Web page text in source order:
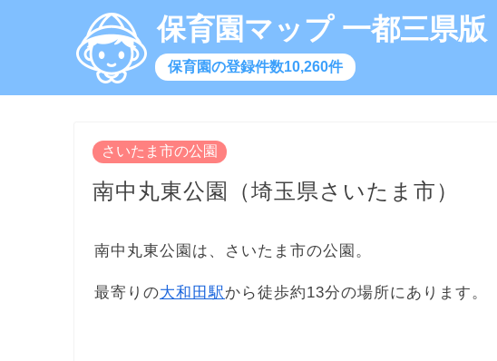
保育園マップ 一都三県版
保育園の登録件数10,260件
さいたま市の公園
南中丸東公園（埼玉県さいたま市）
南中丸東公園は、さいたま市の公園。
最寄りの大和田駅から徒歩約13分の場所にあります。